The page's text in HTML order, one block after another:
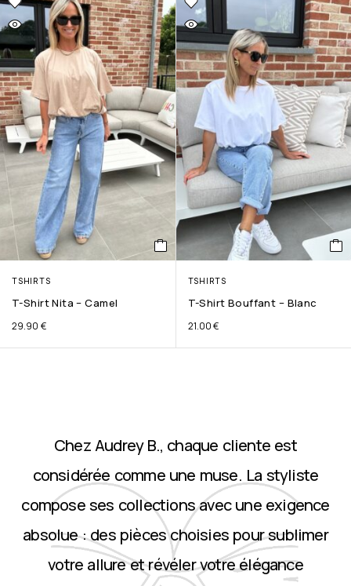
TSHIRTS
T-Shirt Nita – Camel
29.90 €
TSHIRTS
T-Shirt Bouffant – Blanc
21.00€
Chez Audrey B., chaque cliente est
considérée comme une muse. La styliste
compose ses collections avec une exigence
absolue : des pièces choisies pour sublimer
votre allure et révéler votre élégance